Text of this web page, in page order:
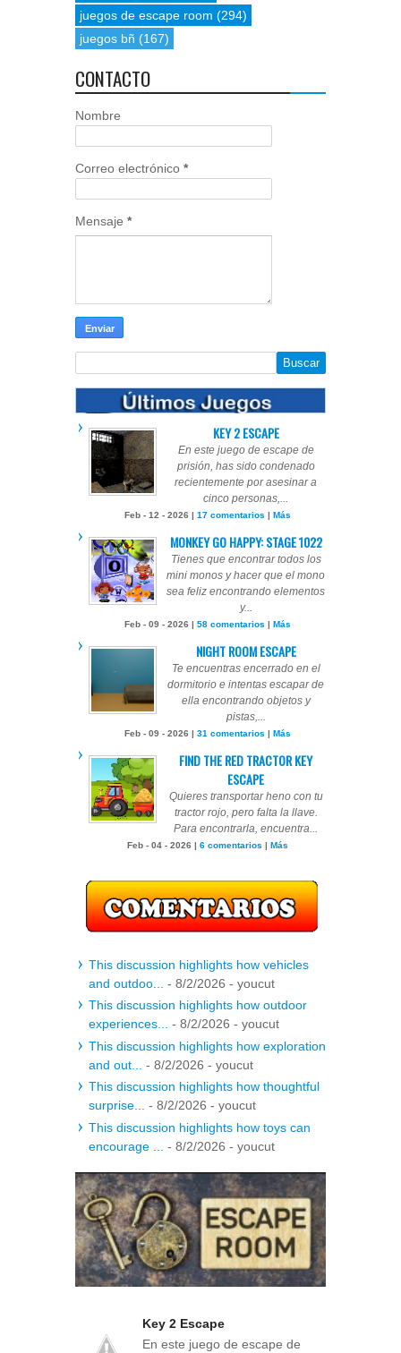
juegos de escape room (294)
juegos bñ (167)
CONTACTO
Nombre
Correo electrónico *
Mensaje *
KEY 2 ESCAPE
En este juego de escape de
prisión, has sido condenado
recientemente por asesinar a
cinco personas,...
Feb - 12 - 2026 | 17 comentarios | Más
MONKEY GO HAPPY: STAGE 1022
Tienes que encontrar todos los
mini monos y hacer que el mono
sea feliz encontrando elementos
y...
Feb - 09 - 2026 | 58 comentarios | Más
NIGHT ROOM ESCAPE
Te encuentras encerrado en el
dormitorio e intentas escapar de
ella encontrando objetos y
pistas,...
Feb - 09 - 2026 | 31 comentarios | Más
FIND THE RED TRACTOR KEY
ESCAPE
Quieres transportar heno con tu
tractor rojo, pero falta la llave.
Para encontrarla, encuentra...
Feb - 04 - 2026 | 6 comentarios | Más
This discussion highlights how vehicles
and outdoo...
- 8/2/2026 - youcut
This discussion highlights how outdoor
experiences... - 8/2/2026 - youcut
This discussion highlights how exploration
and out...
- 8/2/2026 - youcut
This discussion highlights how thoughtful
surprise... - 8/2/2026 - youcut
This discussion highlights how toys can
encourage ...
- 8/2/2026 - youcut
Key 2 Escape
En este juego de escape de